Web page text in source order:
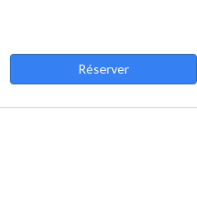
Réserver